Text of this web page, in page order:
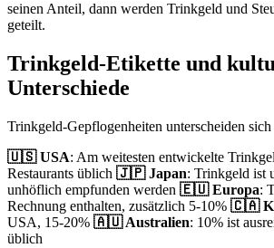
seinen Anteil, dann werden Trinkgeld und
geteilt.
Trinkgeld-Etikette und
Unterschiede
Trinkgeld-Gepflogenheiten unterscheiden
🇺🇸 USA: Am weitesten entwickelte
Restaurants üblich 🇯🇵 Japan: Trinkgeld ist
unhöflich empfunden werden 🇪🇺 Europa:
Rechnung enthalten, zusätzlich 5-10% 🇨🇦
USA, 15-20% 🇦🇺 Australien: 10% ist
üblich